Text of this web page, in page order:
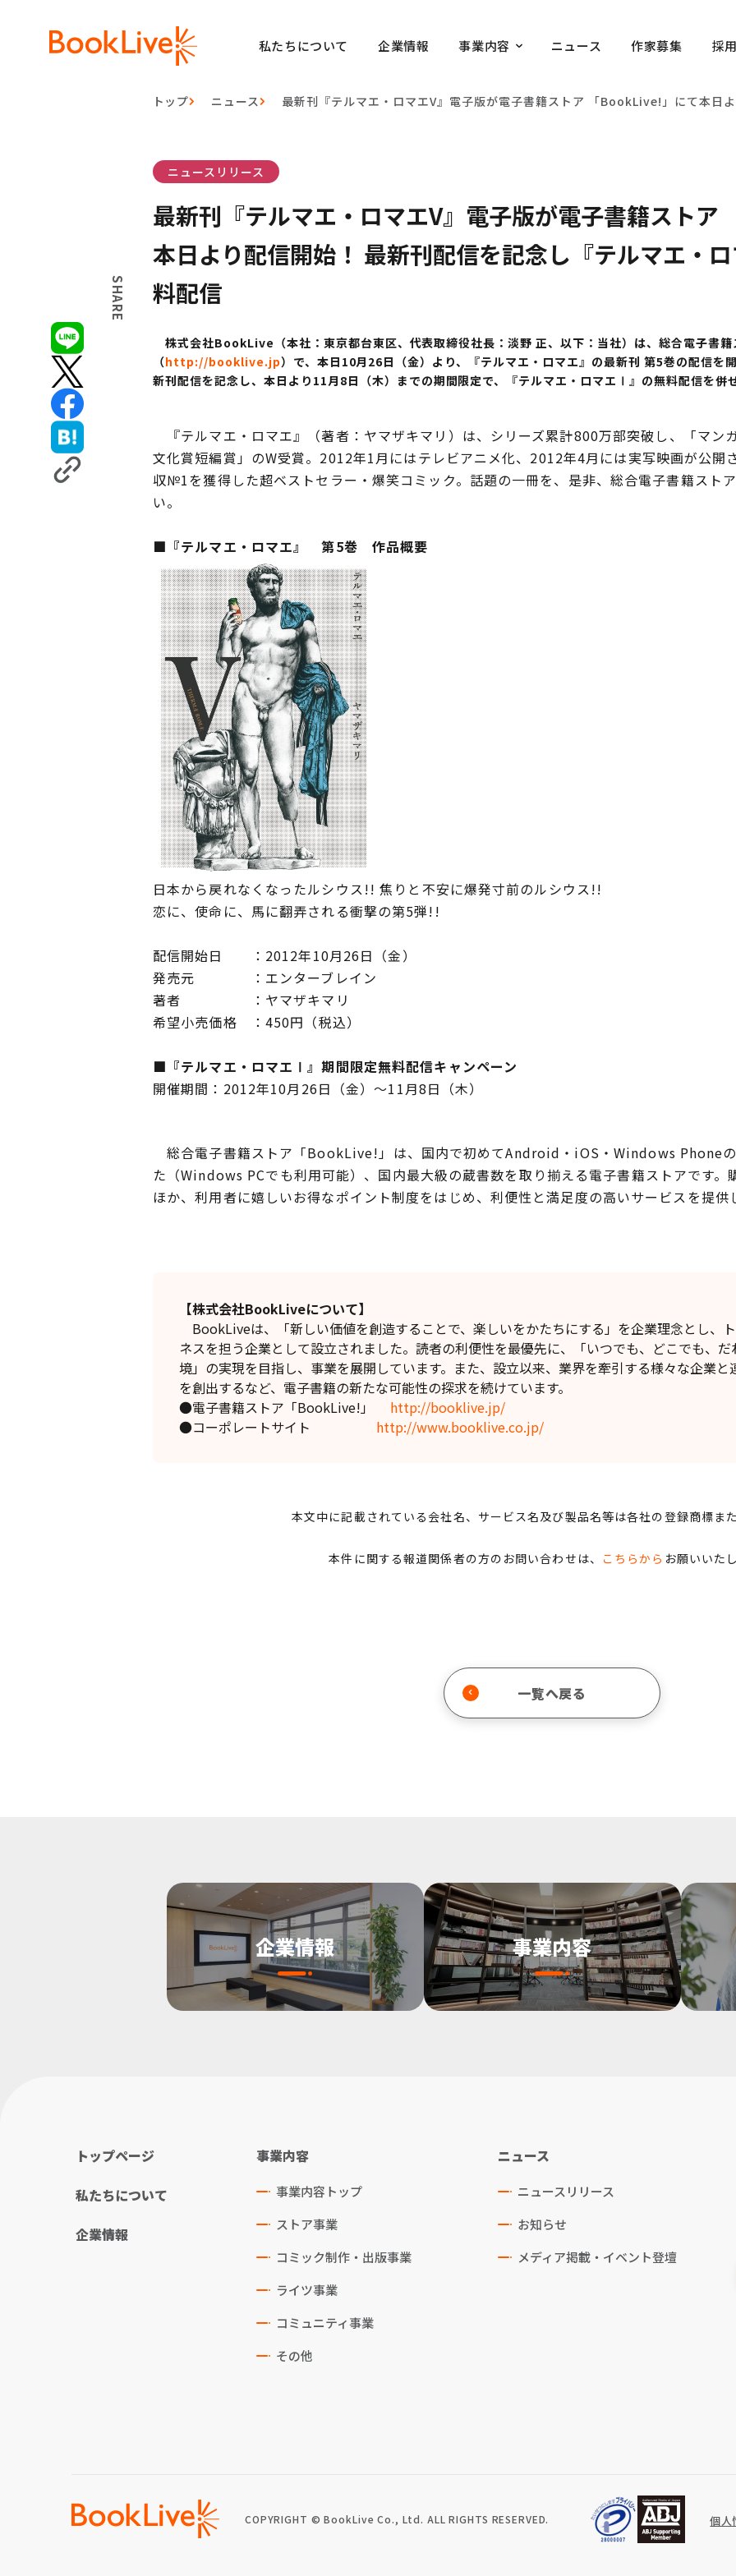
私たちについて 企業情報 事業内容 ニュース 作家募集 採
トップ ニュース 最新刊『テルマエ・ロマエV』電子版が電子書籍ストア 「BookLive!」にて本
SHARE
ニュースリリース
最新刊『テルマエ・ロマエV』電子版が電子書籍スト
本日より配信開始！ 最新刊配信を記念し『テルマエ・
料配信
株式会社BookLive（本社：東京都台東区、代表取締役社長：淡野 正、以下：当社）は、総合電子書
（http://booklive.jp）で、本日10月26日（金）より、『テルマエ・ロマエ』の最新刊 第5巻の配信を
新刊配信を記念し、本日より11月8日（木）までの期間限定で、『テルマエ・ロマエⅠ』の無料配信を併
『テルマエ・ロマエ』（著者：ヤマザキマリ）は、シリーズ累計800万部突破し、「マン
文化賞短編賞」のW受賞。2012年1月にはテレビアニメ化、2012年4月には実写映画が公開
収№1を獲得した超ベストセラー・爆笑コミック。話題の一冊を、是非、総合電子書籍スト
い。
■『テルマエ・ロマエ』 第5巻 作品概要
日本から戻れなくなったルシウス!! 焦りと不安に爆発寸前のルシウス!!
恋に、使命に、馬に翻弄される衝撃の第5弾!!
配信開始日 ：2012年10月26日（金）
発売元 ：エンターブレイン
著者 ：ヤマザキマリ
希望小売価格 ：450円（税込）
■『テルマエ・ロマエⅠ』期間限定無料配信キャンペーン
開催期間：2012年10月26日（金）～11月8日（木）
総合電子書籍ストア「BookLive!」は、国内で初めてAndroid・iOS・Windows Phoneの
た（Windows PCでも利用可能）、国内最大級の蔵書数を取り揃える電子書籍ストアです。
ほか、利用者に嬉しいお得なポイント制度をはじめ、利便性と満足度の高いサービスを提供
【株式会社BookLiveについて】
BookLiveは、「新しい価値を創造することで、楽しいをかたちにする」を企業理念とし、
ネスを担う企業として設立されました。読者の利便性を最優先に、「いつでも、どこでも、
境」の実現を目指し、事業を展開しています。また、設立以来、業界を牽引する様々な企業
を創出するなど、電子書籍の新たな可能性の探求を続けています。
●電子書籍ストア「BookLive!」 http://booklive.jp/
●コーポレートサイト http://www.booklive.co.jp/
本文中に記載されている会社名、サービス名及び製品名等は各社の登録商標また
本件に関する報道関係者の方のお問い合わせは、 こちらから お願いいた
一覧へ戻る
企業情報 事業内容
トップページ
私たちについて
企業情報
事業内容
事業内容トップ
ストア事業
コミック制作・出版事業
ライツ事業
コミュニティ事業
その他
ニュース
ニュースリリース
お知らせ
メディア掲載・イベント登壇
COPYRIGHT © BookLive Co., Ltd. ALL RIGHTS RESERVED. 個人